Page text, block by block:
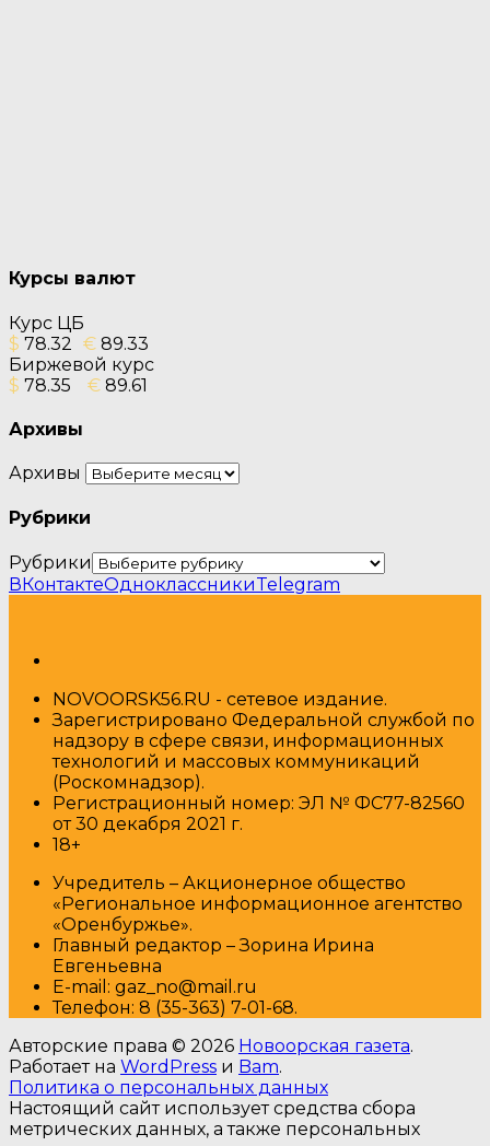
Курсы валют
Курс ЦБ
$ 78.32 € 89.33
Биржевой курс
$ 78.35 € 89.61
Архивы
Архивы
Рубрики
Рубрики
ВКонтактеОдноклассникиTelegram
NOVOORSK56.RU - сетевое издание.
Зарегистрировано Федеральной службой по
надзору в сфере связи, информационных
технологий и массовых коммуникаций
(Роскомнадзор).
Регистрационный номер: ЭЛ № ФС77-82560
от 30 декабря 2021 г.
18+
Учредитель – Акционерное общество
«Региональное информационное агентство
«Оренбуржье».
Главный редактор – Зорина Ирина
Евгеньевна
E-mail: gaz_no@mail.ru
Телефон: 8 (35-363) 7-01-68.
Авторские права © 2026 Новоорская газета.
Работает на WordPress и Bam.
Политика о персональных данных
Настоящий сайт использует средства сбора
метрических данных, а также персональных